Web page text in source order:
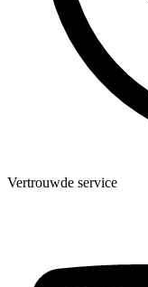
Vertrouwde service